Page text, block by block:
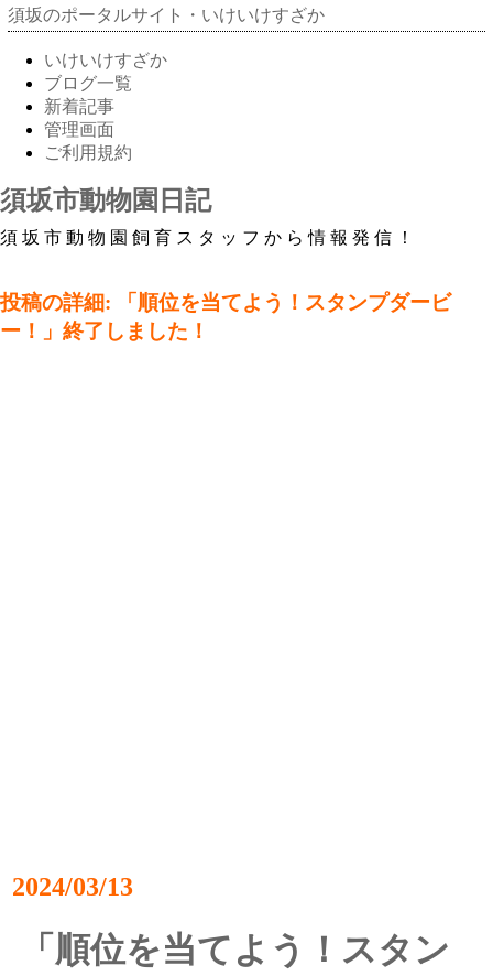
須坂のポータルサイト・いけいけすざか
いけいけすざか
ブログ一覧
新着記事
管理画面
ご利用規約
須坂市動物園日記
須坂市動物園飼育スタッフから情報発信！
投稿の詳細: 「順位を当てよう！スタンプダービ
ー！」終了しました！
2024/03/13
「順位を当てよう！スタン